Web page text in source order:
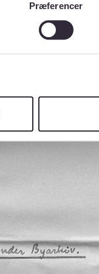
Præferencer